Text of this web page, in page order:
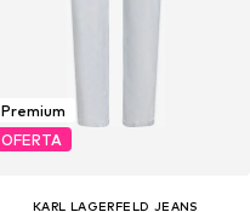
Premium
OFERTA
KARL LAGERFELD JEANS